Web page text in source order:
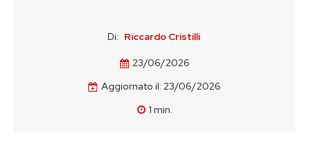
Di: Riccardo Cristilli
23/06/2026
Aggiornato il: 23/06/2026
1 min.